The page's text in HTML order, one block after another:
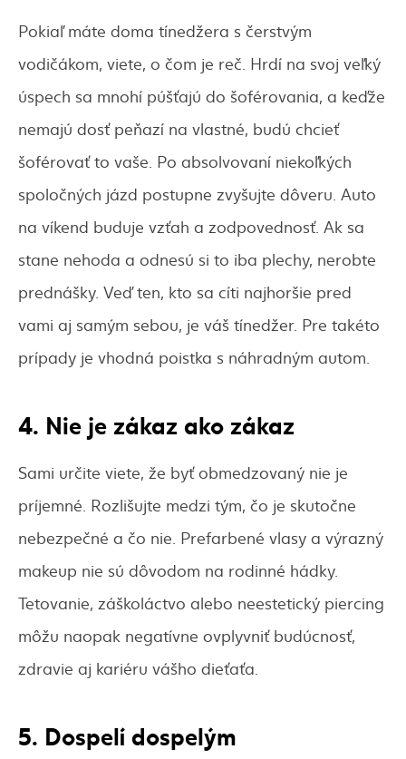
Pokiaľ máte doma tínedžera s čerstvým
vodičákom, viete, o čom je reč. Hrdí na svoj veľký
úspech sa mnohí púšťajú do šoférovania, a keďže
nemajú dosť peňazí na vlastné, budú chcieť
šoférovať to vaše. Po absolvovaní niekoľkých
spoločných jázd postupne zvyšujte dôveru. Auto
na víkend buduje vzťah a zodpovednosť. Ak sa
stane nehoda a odnesú si to iba plechy, nerobte
prednášky. Veď ten, kto sa cíti najhoršie pred
vami aj samým sebou, je váš tínedžer. Pre takéto
prípady je vhodná poistka s náhradným autom.
4. Nie je zákaz ako zákaz
Sami určite viete, že byť obmedzovaný nie je
príjemné. Rozlišujte medzi tým, čo je skutočne
nebezpečné a čo nie. Prefarbené vlasy a výrazný
makeup nie sú dôvodom na rodinné hádky.
Tetovanie, záškoláctvo alebo neestetický piercing
môžu naopak negatívne ovplyvniť budúcnosť,
zdravie aj kariéru vášho dieťaťa.
5. Dospelí dospelým